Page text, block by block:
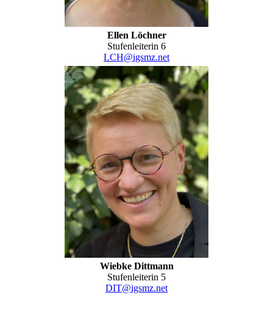
Ellen Löchner
Stufenleiterin 6
LCH@igsmz.net
Wiebke Dittmann
Stufenleiterin 5
DIT@igsmz.net